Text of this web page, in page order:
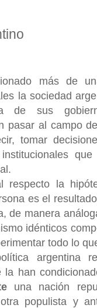
más de
la sociedad
de sus
pasar al campo
tomar
respecto la
es el
de manera
idénticos
todo lo
argentina
la han
una nación
populista y